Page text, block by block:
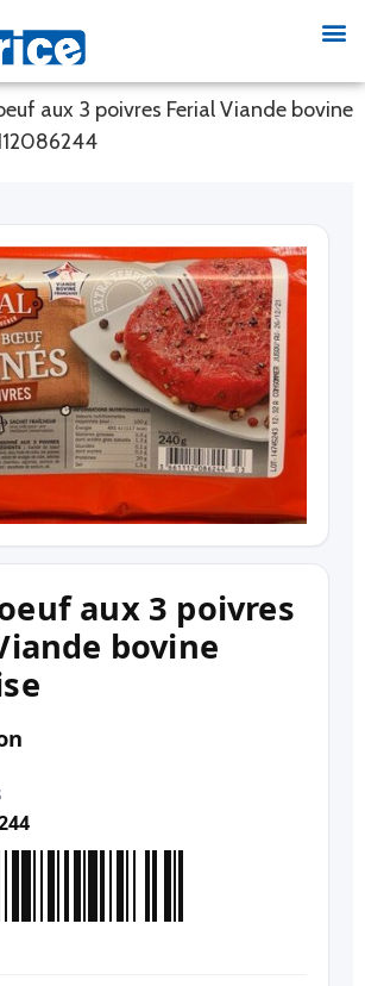
aux 3 poivres Ferial Viande bovine
aux 3 poivres
bovine